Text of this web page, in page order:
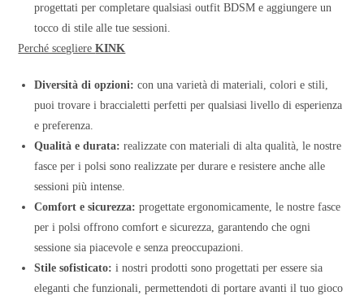
progettati per completare qualsiasi outfit BDSM e aggiungere un
tocco di stile alle tue sessioni.
Perché scegliereKINK
Diversità di opzioni: con una varietà di materiali, colori e stili,
puoi trovare i braccialetti perfetti per qualsiasi livello di esperienza
e preferenza.
Qualità e durata: realizzate con materiali di alta qualità, le nostre
fasce per i polsi sono realizzate per durare e resistere anche alle
sessioni più intense.
Comfort e sicurezza: progettate ergonomicamente, le nostre fasce
per i polsi offrono comfort e sicurezza, garantendo che ogni
sessione sia piacevole e senza preoccupazioni.
Stile sofisticato: i nostri prodotti sono progettati per essere sia
eleganti che funzionali, permettendoti di portare avanti il tuo gioco